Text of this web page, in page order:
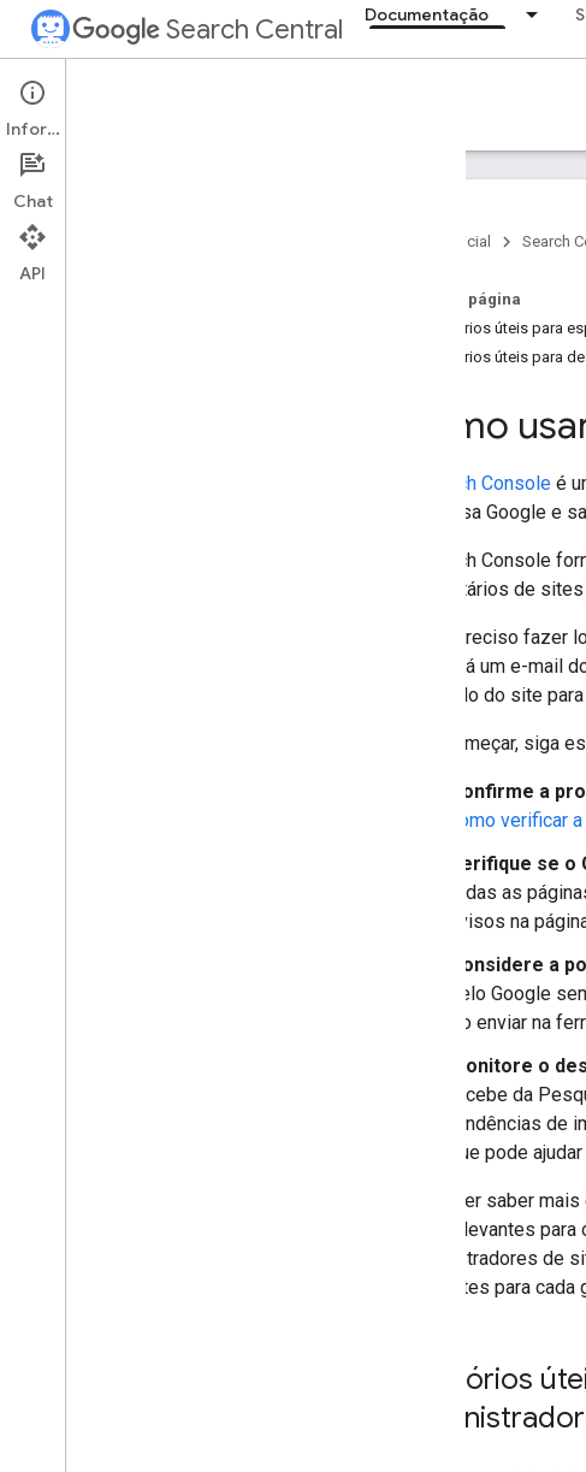
Search Central Documentação
Documentation
Princípios básicos de SEO
Página inicial Search
Nesta página
Relatórios úteis para
Relatórios úteis para
Como
Search Console é
Pesquisa Google e
O Search Console
proprietários de
Não é preciso fazer
receberá um e-mail
conteúdo do site
Para começar, siga
Confirme a
como verificar
Verifique se
todas as
avisos na
Considere a
pelo Google
Ao enviar na
Monitore o
recebe da
tendências de
que pode
Se quiser saber
mais relevantes
administradores de
relevantes para cada
Relatórios
Informações
Chat
API